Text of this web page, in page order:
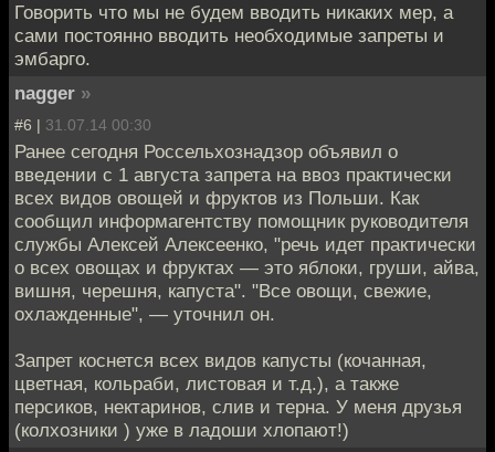
Говорить что мы не будем вводить никаких мер, а
сами постоянно вводить необходимые запреты и
эмбарго.
nagger »
#6 | 31.07.14 00:30
Ранее сегодня Россельхознадзор объявил о
введении с 1 августа запрета на ввоз практически
всех видов овощей и фруктов из Польши. Как
сообщил информагентству помощник руководителя
службы Алексей Алексеенко, "речь идет практически
о всех овощах и фруктах — это яблоки, груши, айва,
вишня, черешня, капуста". "Все овощи, свежие,
охлажденные", — уточнил он.
Запрет коснется всех видов капусты (кочанная,
цветная, кольраби, листовая и т.д.), а также
персиков, нектаринов, слив и терна. У меня друзья
(колхозники ) уже в ладоши хлопают!)